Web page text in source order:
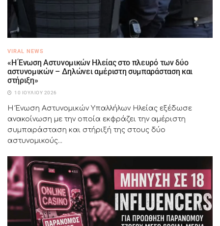
VIRAL NEWS
«Η Ένωση Αστυνομικών Ηλείας στο πλευρό των δύο
αστυνομικών – Δηλώνει αμέριστη συμπαράσταση και
στήριξη»
10 ΙΟΥΛΊΟΥ 2026
Η Ένωση Αστυνομικών Υπαλλήλων Ηλείας εξέδωσε
ανακοίνωση με την οποία εκφράζει την αμέριστη
συμπαράσταση και στήριξή της στους δύο
αστυνομικούς...